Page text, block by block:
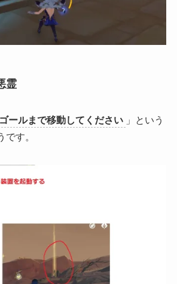
霊
ールまで移動してください 」という
です。